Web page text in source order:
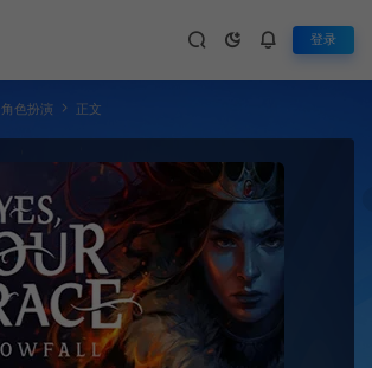
登录
角色扮演 正文